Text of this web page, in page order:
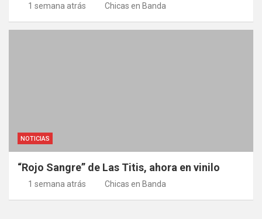
1 semana atrás Chicas en Banda
NOTICIAS
“Rojo Sangre” de Las Titis, ahora en vinilo
1 semana atrás Chicas en Banda